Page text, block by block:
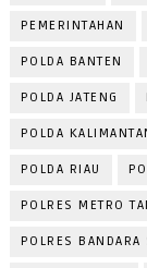
PEMERINTAHAN
POLDA BANTEN
POLDA JATENG
POLDA
POLDA RIAU
POLRES METRO
POLRES BANDARA